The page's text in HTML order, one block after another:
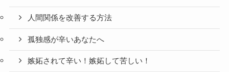
人間関係を改善する方法
孤独感が辛いあなたへ
嫉妬されて辛い！嫉妬して苦しい！